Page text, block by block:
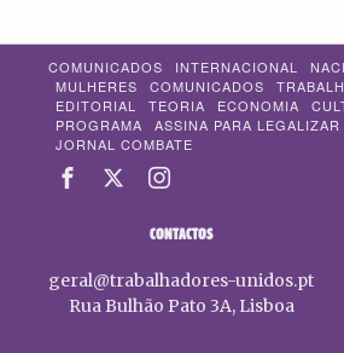
COMUNICADOS INTERNACIONAL
MULHERES
COMUNICADOS
EDITORIAL
TEORIA ECONOMIA
PROGRAMA
ASSINA PARA LEGALIZAR
JORNAL COMBATE
CONTACTOS
geral@trabalhadores-unidos.pt
Rua Bulhão Pato 3A, Lisboa